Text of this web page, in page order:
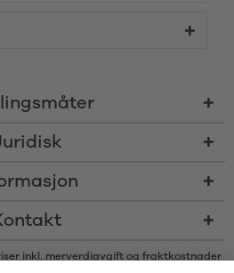
inkl. merverdiavgift og fraktkostnader